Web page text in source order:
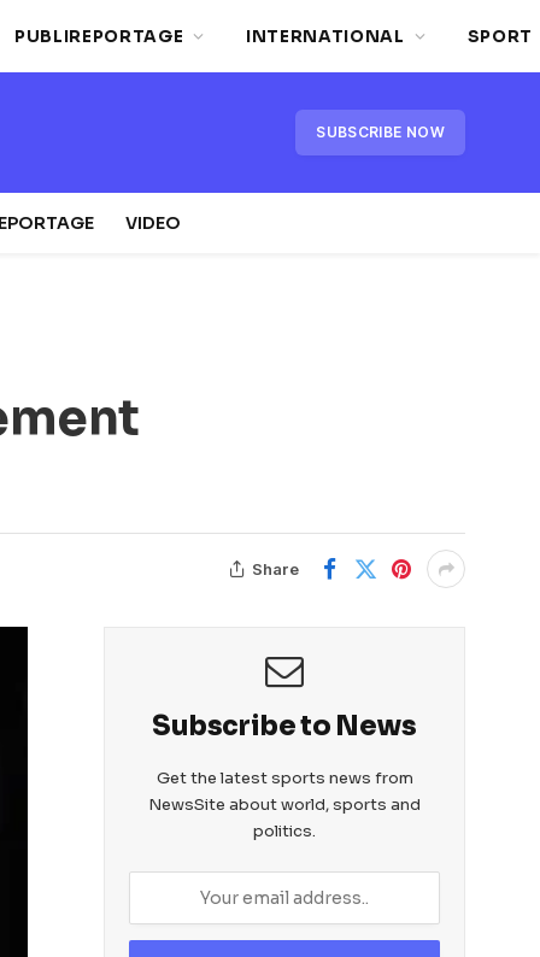
PUBLIREPORTAGE INTERNATIONAL SPORT
SUBSCRIBE NOW
VIDEO
Share
Subscribe to News
Get the latest sports news from
NewsSite about world, sports and
politics.